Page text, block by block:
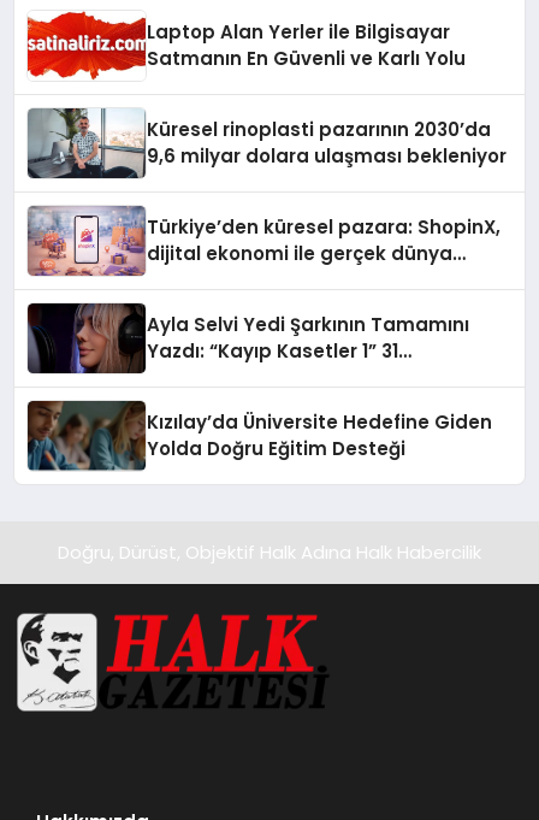
Laptop Alan Yerler ile Bilgisayar
Satmanın En Güvenli ve Karlı Yolu
Küresel rinoplasti pazarının 2030’da
9,6 milyar dolara ulaşması bekleniyor
Türkiye’den küresel pazara: ShopinX,
dijital ekonomi ile gerçek dünya
Ayla Selvi Yedi Şarkının Tamamını
Yazdı: “Kayıp Kasetler 1” 31
Kızılay’da Üniversite Hedefine Giden
Yolda Doğru Eğitim Desteği
Doğru, Dürüst, Objektif Halk Adına Halk Habercilik